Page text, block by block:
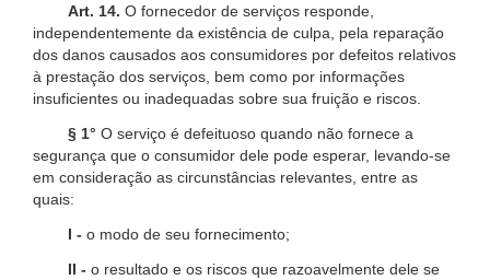
Art. 14. O fornecedor de serviços responde,
independentemente da existência de culpa, pela reparação
dos danos causados aos consumidores por defeitos relativos
à prestação dos serviços, bem como por informações
insuficientes ou inadequadas sobre sua fruição e riscos.
§ 1° O serviço é defeituoso quando não fornece a
segurança que o consumidor dele pode esperar, levando-se
em consideração as circunstâncias relevantes, entre as
quais:
I - o modo de seu fornecimento;
II - o resultado e os riscos que razoavelmente dele se